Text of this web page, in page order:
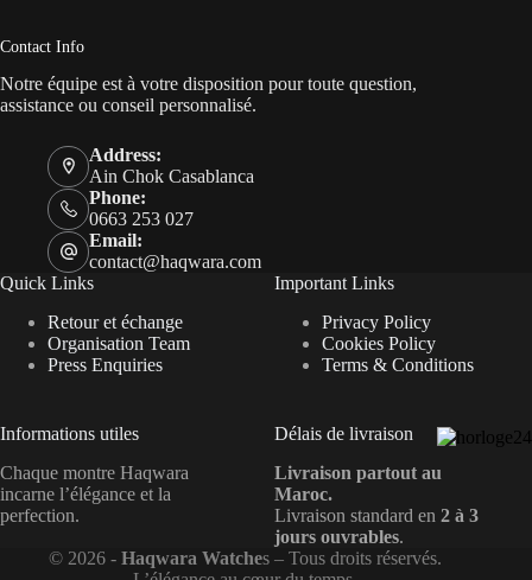
Contact Info
Notre équipe est à votre disposition pour toute question,
assistance ou conseil personnalisé.
Address:
Ain Chok Casablanca
Phone:
0663 253 027
Email:
contact@haqwara.com
Quick Links
Retour et échange
Organisation Team
Press Enquiries
Informations utiles
Chaque montre Haqwara
incarne l’élégance et la
perfection.
Important Links
Privacy Policy
Cookies Policy
Terms & Conditions
Délais de livraison
Livraison partout au
Maroc.
Livraison standard en2 à 3
jours ouvrables.
© 2026 - Haqwara Watches – Tous droits réservés.